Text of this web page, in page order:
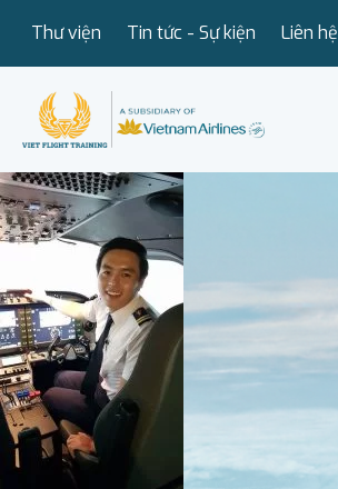
Thư viện Tin tức - Sự kiện Liên hệ